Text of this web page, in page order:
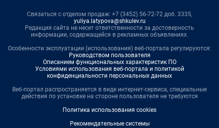
Связаться с отделом продаж: +7 (3452) 56-72-72 доб. 3335,
yuliya.latypova@shkulev.ru
Редакция сайта не несет ответственности за достоверность
информации, содержащейся в рекламных объявлениях.
Особенности эксплуатации (использования) веб-портала регулируются:
Руководством пользователя
Описанием функциональных характеристик ПО
Условиями использования веб-портала и политикой
конфиденциальности персональных данных
Веб-портал распространяется в виде интернет-сервиса, специальные
действия по установке на стороне пользователя не требуются
Политика использования cookies
Рекомендательные системы